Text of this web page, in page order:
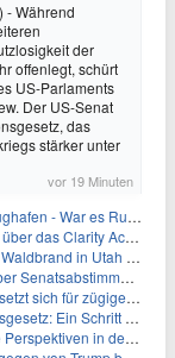
- Während
der
offenlegt, schürt
US-Parlaments
Der US-Senat
das
stärker unter
vor 19 Minuten
- War es Russland?
und das Vertrauen der Investoren
in Utah ab
von Finanzierungsbedenken
angesichts von Shutdown-Risiken ein
Energieunabhängigkeit
beim CDC-Gedenkakt ein